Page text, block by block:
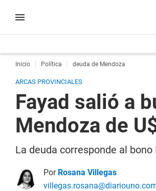
Inicio Política deuda de Mendoza
ARCAS PROVINCIALES
Fayad salió a
Mendoza de
La deuda corresponde al
Por Rosana Villegas